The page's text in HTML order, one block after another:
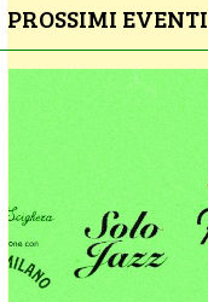
PROSSIMI EVENTI